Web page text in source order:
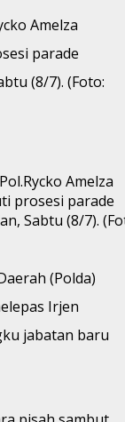
Amelza
parade
(8/7). (Foto:
Amelza
prosesi parade
Sabtu (8/7).
(Polda)
Irjen
jabatan baru